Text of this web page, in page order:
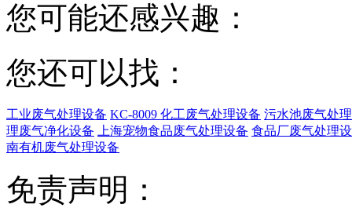
您可能还感兴趣：
您还可以找：
工业废气处理设备 KC-8009 化工废气处理设备 污水池废气处
理废气净化设备
上海宠物食品废气处理设备 食品厂废气处理
南有机废气处理设备
免责声明：